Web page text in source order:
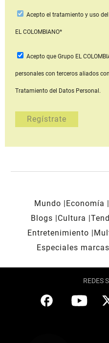
Acepto el tratamiento y uso
EL COLOMBIANO*
Acepto que Grupo EL
personales con terceros aliados
Tratamiento del Datos Personal.
Mundo Economía
Blogs
Cultura
Entretenimiento
Especiales
REDES